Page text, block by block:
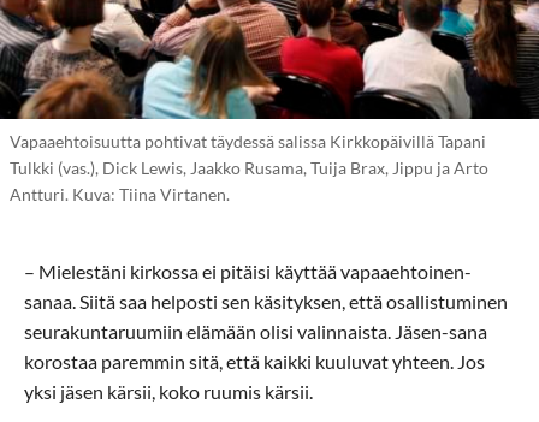
Vapaaehtoisuutta pohtivat täydessä salissa Kirkkopäivillä Tapani
Tulkki (vas.), Dick Lewis, Jaakko Rusama, Tuija Brax, Jippu ja Arto
Antturi. Kuva: Tiina Virtanen.
– Mielestäni kirkossa ei pitäisi käyttää vapaaehtoinen-
sanaa. Siitä saa helposti sen käsityksen, että osallistuminen
seurakuntaruumiin elämään olisi valinnaista. Jäsen-sana
korostaa paremmin sitä, että kaikki kuuluvat yhteen. Jos
yksi jäsen kärsii, koko ruumis kärsii.